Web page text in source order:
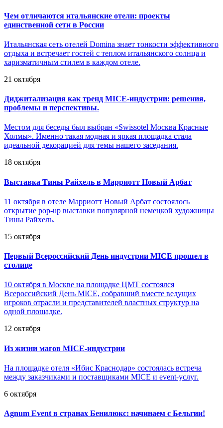
Чем отличаются итальянские отели: проекты
единственной сети в России
Итальянская сеть отелей Domina знает тонкости эффективного
отдыха и встречает гостей с теплом итальянского солнца и
харизматичным стилем в каждом отеле.
21 октября
Диджитализация как тренд MICE-индустрии: решения,
проблемы и перспективы.
Местом для беседы был выбран «Swissotel Москва Красные
Холмы». Именно такая модная и яркая площадка стала
идеальной декорацией для темы нашего заседания.
18 октября
Выставка Тины Райхель в Марриотт Новый Арбат
11 октября в отеле Марриотт Новый Арбат состоялось
открытие pop-up выставки популярной немецкой художницы
Тины Райхель.
15 октября
Первый Всероссийский День индустрии MICE прошел в
столице
10 октября в Москве на площадке ЦМТ состоялся
Всероссийский День MICE, собравший вместе ведущих
игроков отрасли и представителей властных структур на
одной площадке.
12 октября
Из жизни магов MICE-индустрии
На площадке отеля «Ибис Краснодар» состоялась встреча
между заказчиками и поставщиками MICE и event-услуг.
6 октября
Agnum Event в странах Бенилюкс: начинаем с Бельгии!